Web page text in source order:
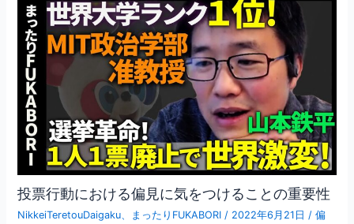
投票行動における偏見に気をつけることの重要性
NikkeiTeretouDaigaku、 まったりFUKABORI / 2022年6月21日 /偏